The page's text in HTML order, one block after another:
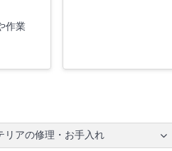
作業
リアの修理・お手入れ